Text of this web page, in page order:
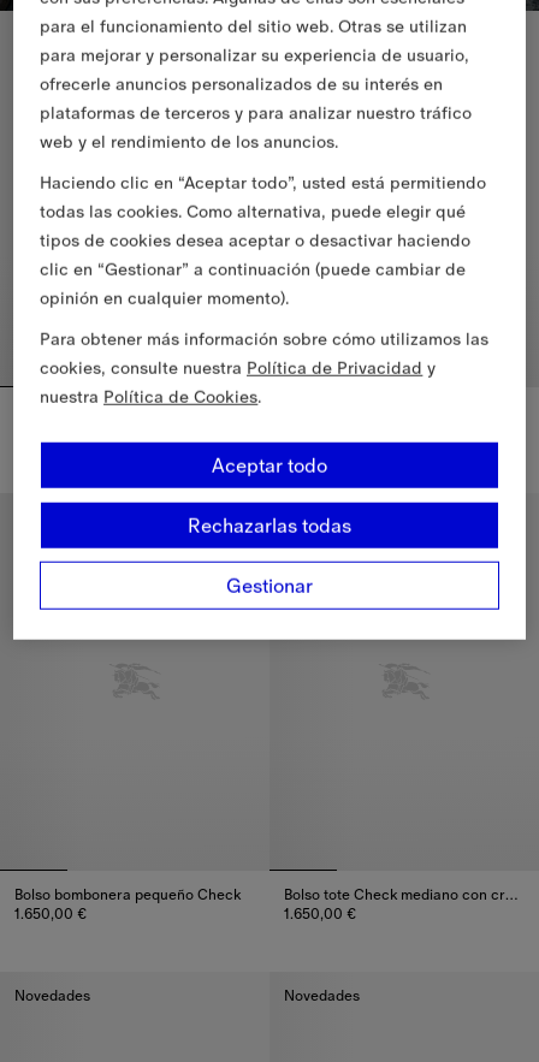
Novedades
Bolso Barrel mini Check
Bolso Barrel mini Check, 795,00 €
Novedades
Minibolso de hombro Check,
Bolso bombonera pequeño Check
1.650,00 €
Personalizar
Bolso tote Check mediano con cremallera
1.650,00 €
Novedades Novedades
para el funcionamiento del sitio web. Otras se utilizan
para mejorar y personalizar su experiencia de usuario,
ofrecerle anuncios personalizados de su interés en
plataformas de terceros y para analizar nuestro tráfico
web y el rendimiento de los anuncios.
Haciendo clic en “Aceptar todo”, usted está permitiendo
todas las cookies. Como alternativa, puede elegir qué
tipos de cookies desea aceptar o desactivar haciendo
clic en “Gestionar” a continuación (puede cambiar de
opinión en cualquier momento).
Para obtener más información sobre cómo utilizamos las
cookies, consulte nuestra Política de Privacidad y
nuestra Política de Cookies.
Gestionar
Rechazarlas todas
Aceptar todo